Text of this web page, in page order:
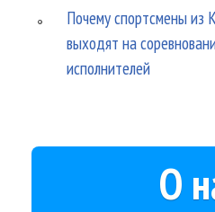
Почему спортсмены из
выходят на
исполнителей
О